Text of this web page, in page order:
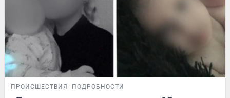
ПРОИСШЕСТВИЯ ПОДРОБНОСТИ